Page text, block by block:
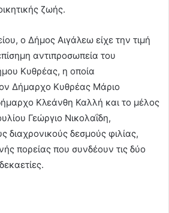
ζωής.
ο Δήμος Αιγάλεω είχε την τιμή
αντιπροσωπεία του
Κυθρέας, η οποία
Δήμαρχο Κυθρέας Μάριο
Κλεάνθη Καλλή και το μέλος
Γεώργιο Νικολαΐδη,
διαχρονικούς δεσμούς φιλίας,
πορείας που συνδέουν τις δύο